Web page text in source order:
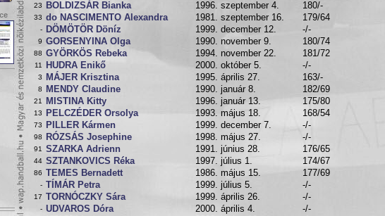
23 BOLDIZSÁR Bianka 1996. szeptember 4. 180/-
33 do NASCIMENTO Alexandra 1981. szeptember 16. 179/64
- DÖMÖTÖR Döníz 1999. december 12. -/-
9 GORSENYINA Olga 1990. november 9. 180/74
88 GYÖRKÖS Rebeka 1994. november 22. 181/72
11 HUDRA Enikő 2000. október 5. -/-
3 MÁJER Krisztina 1995. április 27. 163/-
8 MENDY Claudine 1990. január 8. 182/69
21 MISTINA Kitty 1996. január 13. 175/80
13 PELCZÉDER Orsolya 1993. május 18. 168/54
73 PILLER Kármen 1999. december 7. -/-
98 RÓZSÁS Josephine 1998. május 27. -/-
91 SZARKA Adrienn 1991. június 28. 176/65
44 SZTANKOVICS Réka 1997. július 1. 174/67
86 TEMES Bernadett 1986. május 15. 177/69
- TÍMÁR Petra 1999. július 5. -/-
17 TORNÓCZKY Sára 1999. április 26. -/-
- UDVAROS Dóra 2000. április 4. -/-